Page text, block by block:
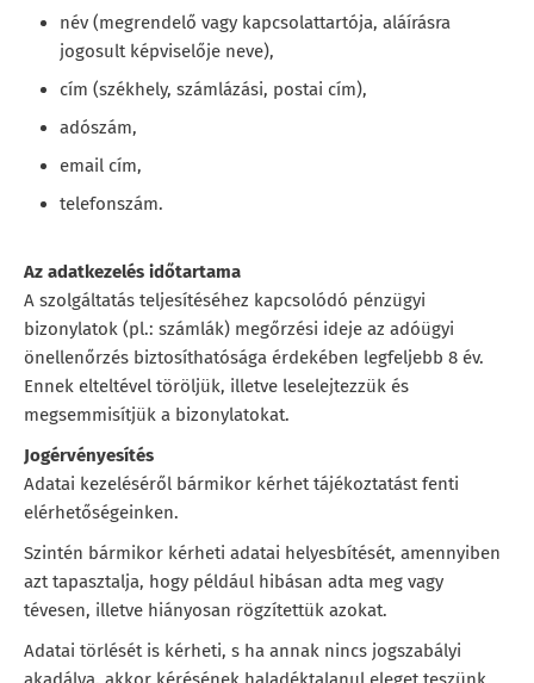
név (megrendelő vagy kapcsolattartója, aláírásra
jogosult képviselője neve),
cím (székhely, számlázási, postai cím),
adószám,
email cím,
telefonszám.
Az adatkezelés időtartama
A szolgáltatás teljesítéséhez kapcsolódó pénzügyi
bizonylatok (pl.: számlák) megőrzési ideje az adóügyi
önellenőrzés biztosíthatósága érdekében legfeljebb 8 év.
Ennek elteltével töröljük, illetve leselejtezzük és
megsemmisítjük a bizonylatokat.
Jogérvényesítés
Adatai kezeléséről bármikor kérhet tájékoztatást fenti
elérhetőségeinken.
Szintén bármikor kérheti adatai helyesbítését, amennyiben
azt tapasztalja, hogy például hibásan adta meg vagy
tévesen, illetve hiányosan rögzítettük azokat.
Adatai törlését is kérheti, s ha annak nincs jogszabályi